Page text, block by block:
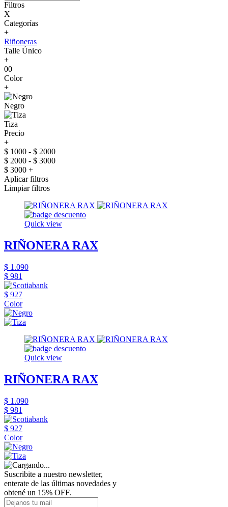
Filtros
X
Categorías
+
Riñoneras
Talle Único
+
00
Color
+
Negro
Tiza
Precio
+
$ 1000 - $ 2000
$ 2000 - $ 3000
$ 3000 +
Aplicar filtros
Limpiar filtros
Quick view
RIÑONERA RAX
$ 1.090
$ 981
$ 927
Color
Quick view
RIÑONERA RAX
$ 1.090
$ 981
$ 927
Color
Suscribite a nuestro newsletter,
enterate de las últimas novedades y
obtené un 15% OFF.